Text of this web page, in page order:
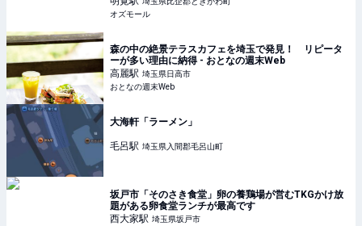
オズモール
森の中の絶景テラスカフェを埼玉で発見！ リピータ
ーが多い理由に納得 - おとなの週末Web
高麗駅 埼玉県日高市
おとなの週末Web
大海軒「ラーメン」
毛呂駅 埼玉県入間郡毛呂山町
坂戸市「そのさき食堂」卵の養鶏場が営むTKGかけ放
題がある卵食堂ランチが最高です
西大家駅 埼玉県坂戸市